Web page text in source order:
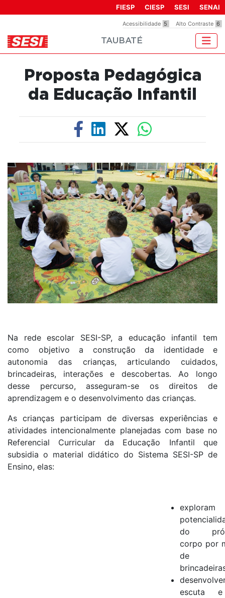
Acessibilidade 5 Alto Contraste 6
FIESP CIESP SESI SENAI
TAUBATÉ
Proposta Pedagógica
da Educação Infantil
Na rede escolar SESI-SP, a educação infantil tem
como objetivo a construção da identidade e
autonomia das crianças, articulando cuidados,
brincadeiras, interações e descobertas. Ao longo
desse percurso, asseguram-se os direitos de
aprendizagem e o desenvolvimento das crianças.
As crianças participam de diversas experiências e
atividades intencionalmente planejadas com base no
Referencial Curricular da Educação Infantil que
subsidia o material didático do Sistema SESI-SP de
Ensino, elas:
do
corpo por
de
escuta